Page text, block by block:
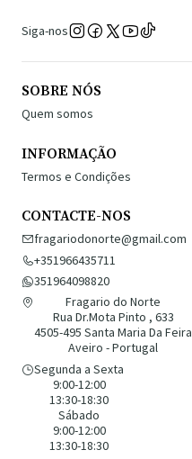
Siga-nos
SOBRE NÓS
Quem somos
INFORMAÇÃO
Termos e Condições
CONTACTE-NOS
fragariodonorte@gmail.com
+351966435711
351964098820
Fragario do Norte
Rua Dr.Mota Pinto , 633
4505-495 Santa Maria Da Feira
Aveiro - Portugal
Segunda a Sexta
9:00-12:00
13:30-18:30
Sábado
9:00-12:00
13:30-18:30